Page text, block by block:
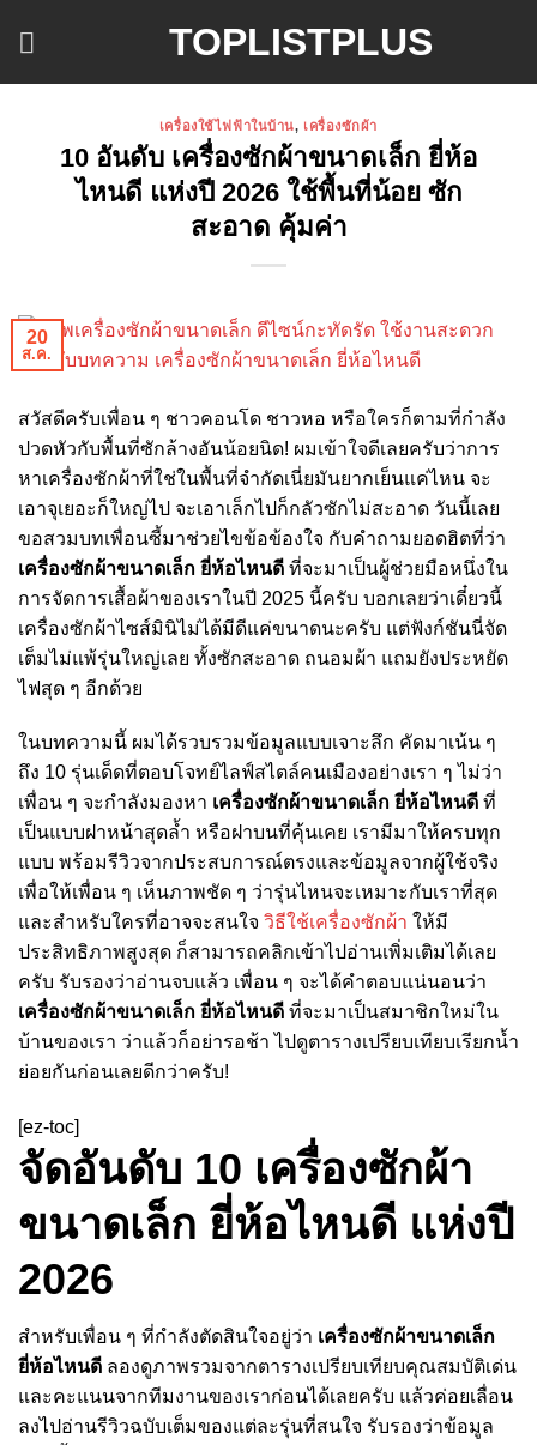
TOPLISTPLUS
เครื่องใช้ไฟฟ้าในบ้าน, เครื่องซักผ้า
10 อันดับ เครื่องซักผ้าขนาดเล็ก ยี่ห้อ
ไหนดี แห่งปี 2026 ใช้พื้นที่น้อย ซัก
สะอาด คุ้มค่า
20
ส.ค.
สวัสดีครับเพื่อน ๆ ชาวคอนโด ชาวหอ หรือใครก็ตามที่กำลัง
ปวดหัวกับพื้นที่ซักล้างอันน้อยนิด! ผมเข้าใจดีเลยครับว่าการ
หาเครื่องซักผ้าที่ใช่ในพื้นที่จำกัดเนี่ยมันยากเย็นแค่ไหน จะ
เอาจุเยอะก็ใหญ่ไป จะเอาเล็กไปก็กลัวซักไม่สะอาด วันนี้เลย
ขอสวมบทเพื่อนซี้มาช่วยไขข้อข้องใจ กับคำถามยอดฮิตที่ว่า
เครื่องซักผ้าขนาดเล็ก ยี่ห้อไหนดี ที่จะมาเป็นผู้ช่วยมือหนึ่งใน
การจัดการเสื้อผ้าของเราในปี 2025 นี้ครับ บอกเลยว่าเดี๋ยวนี้
เครื่องซักผ้าไซส์มินิไม่ได้มีดีแค่ขนาดนะครับ แต่ฟังก์ชันนี่จัด
เต็มไม่แพ้รุ่นใหญ่เลย ทั้งซักสะอาด ถนอมผ้า แถมยังประหยัด
ไฟสุด ๆ อีกด้วย
ในบทความนี้ ผมได้รวบรวมข้อมูลแบบเจาะลึก คัดมาเน้น ๆ
ถึง 10 รุ่นเด็ดที่ตอบโจทย์ไลฟ์สไตล์คนเมืองอย่างเรา ๆ ไม่ว่า
เพื่อน ๆ จะกำลังมองหา เครื่องซักผ้าขนาดเล็ก ยี่ห้อไหนดี ที่
เป็นแบบฝาหน้าสุดล้ำ หรือฝาบนที่คุ้นเคย เรามีมาให้ครบทุก
แบบ พร้อมรีวิวจากประสบการณ์ตรงและข้อมูลจากผู้ใช้จริง
เพื่อให้เพื่อน ๆ เห็นภาพชัด ๆ ว่ารุ่นไหนจะเหมาะกับเราที่สุด
และสำหรับใครที่อาจจะสนใจ วิธีใช้เครื่องซักผ้า ให้มี
ประสิทธิภาพสูงสุด ก็สามารถคลิกเข้าไปอ่านเพิ่มเติมได้เลย
ครับ รับรองว่าอ่านจบแล้ว เพื่อน ๆ จะได้คำตอบแน่นอนว่า
เครื่องซักผ้าขนาดเล็ก ยี่ห้อไหนดี ที่จะมาเป็นสมาชิกใหม่ใน
บ้านของเรา ว่าแล้วก็อย่ารอช้า ไปดูตารางเปรียบเทียบเรียกน้ำ
ย่อยกันก่อนเลยดีกว่าครับ!
[ez-toc]
จัดอันดับ 10 เครื่องซักผ้า
ขนาดเล็ก ยี่ห้อไหนดี แห่งปี
2026
สำหรับเพื่อน ๆ ที่กำลังตัดสินใจอยู่ว่า เครื่องซักผ้าขนาดเล็ก
ยี่ห้อไหนดี ลองดูภาพรวมจากตารางเปรียบเทียบคุณสมบัติเด่น
และคะแนนจากทีมงานของเราก่อนได้เลยครับ แล้วค่อยเลื่อน
ลงไปอ่านรีวิวฉบับเต็มของแต่ละรุ่นที่สนใจ รับรองว่าข้อมูล